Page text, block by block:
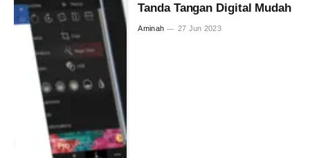
Tanda Tangan Digital Mudah
Aminah 27 Jun 2023